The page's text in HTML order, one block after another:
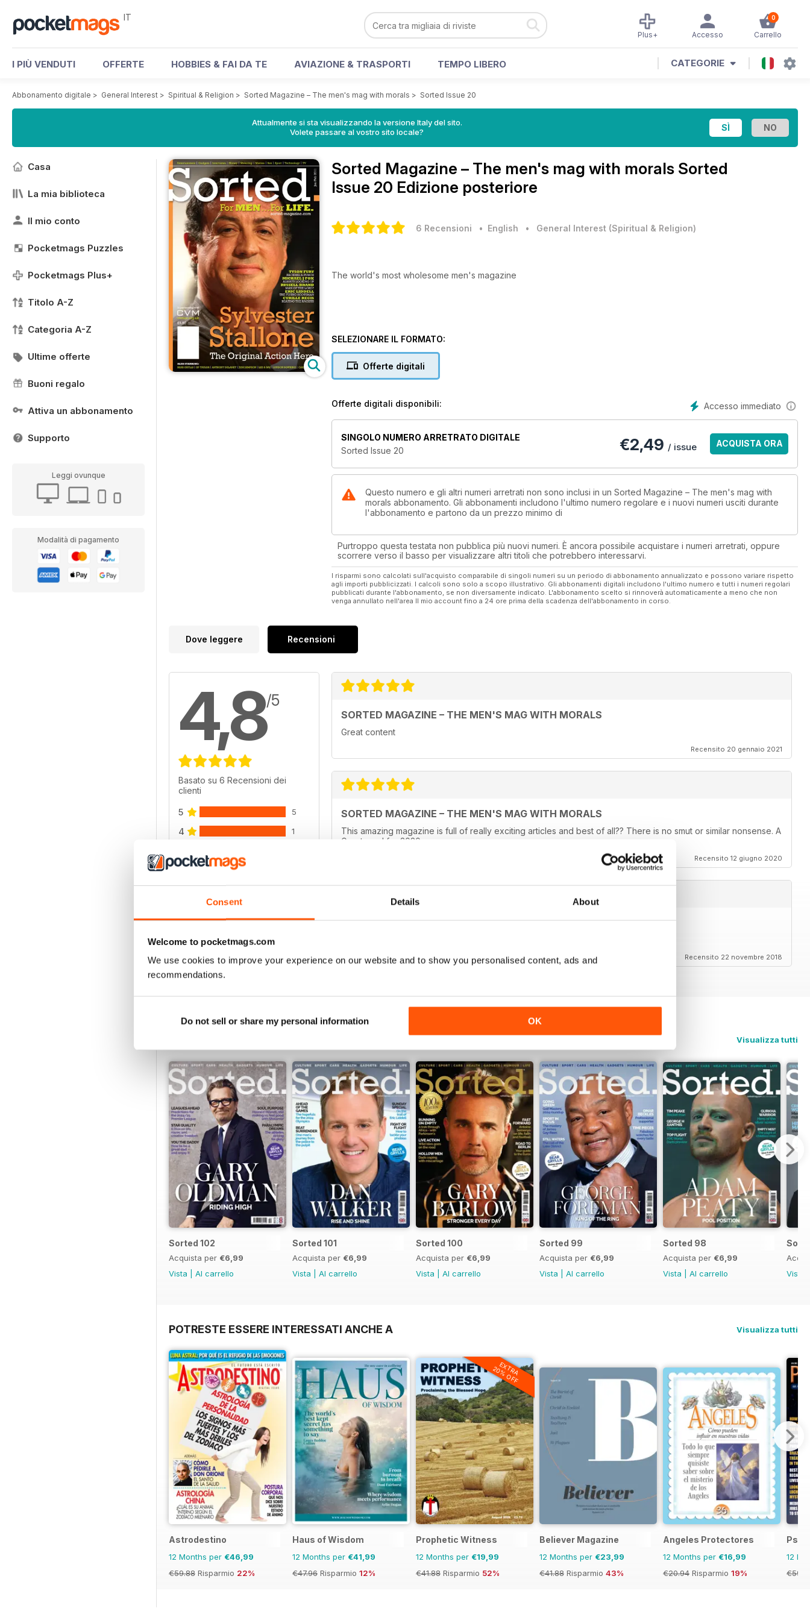
Consent Details About
Welcome to pocketmags.com
We use cookies to improve your experience on our website and to show you personalised content, ads and
recommendations.
Do not sell or share my personal information OK
IT 0
Carrello
Accesso
Plus+
I PIÙ VENDUTI OFFERTE HOBBIES & FAI DA TE AVIAZIONE & TRASPORTI TEMPO LIBERO CATEGORIE
Abbonamento digitale > General Interest > Spiritual & Religion > Sorted Magazine – The men's mag with morals > Sorted Issue 20
Attualmente si sta visualizzando la versione Italy del sito.
Volete passare al vostro sito locale?
Casa
La mia biblioteca
Il mio conto
Pocketmags Puzzles
Pocketmags Plus+
Titolo A-Z
Categoria A-Z
Ultime offerte
Buoni regalo
Attiva un abbonamento
Supporto
Leggi ovunque
Modalità di pagamento
Sorted Magazine – The men's mag with morals Sorted
Issue 20 Edizione posteriore
6 Recensioni • English • General Interest (Spiritual & Religion)
The world's most wholesome men's magazine
SELEZIONARE IL FORMATO:
Offerte digitali
Accesso immediato
Offerte digitali disponibili:
SINGOLO NUMERO ARRETRATO DIGITALE
Sorted Issue 20
€2,49 / issue ACQUISTA ORA
Questo numero e gli altri numeri arretrati non sono inclusi in un Sorted Magazine – The men's mag with
morals abbonamento. Gli abbonamenti includono l'ultimo numero regolare e i nuovi numeri usciti durante
l'abbonamento e partono da un prezzo minimo di
Purtroppo questa testata non pubblica più nuovi numeri. È ancora possibile acquistare i numeri arretrati, oppure
scorrere verso il basso per visualizzare altri titoli che potrebbero interessarvi.
I risparmi sono calcolati sull'acquisto comparabile di singoli numeri su un periodo di abbonamento annualizzato e possono variare rispetto
agli importi pubblicizzati. I calcoli sono solo a scopo illustrativo. Gli abbonamenti digitali includono l'ultimo numero e tutti i numeri regolari
pubblicati durante l'abbonamento, se non diversamente indicato. L'abbonamento scelto si rinnoverà automaticamente a meno che non
venga annullato nell'area Il mio account fino a 24 ore prima della scadenza dell'abbonamento in corso.
Dove leggere Recensioni
4,8/5
Basato su 6 Recensioni dei
clienti
5 5
4 1
2
1 0
SORTED MAGAZINE – THE MEN'S MAG WITH MORALS
Great content
Recensito 20 gennaio 2021
SORTED MAGAZINE – THE MEN'S MAG WITH MORALS
This amazing magazine is full of really exciting articles and best of all?? There is no smut or similar nonsense. A
Great read for 2020
Recensito 12 giugno 2020
GOOD QUALITY MENS MAG
Recensito 22 novembre 2018
Visualizza tutti
Sorted 102
Acquista per €6,99
Vista
Al carrello
Sorted 101
Acquista per €6,99
Vista
Al carrello
Sorted 100
Acquista per €6,99
Vista
Al carrello
Sorted 99
Acquista per €6,99
Vista
Al carrello
Sorted 98
Acquista per €6,99
Vista
Al carrello
Vista
POTRESTE ESSERE INTERESSATI ANCHE A Visualizza tutti
Astrodestino
12 Months per €46,99
€59.88 Risparmio 22%
Haus of Wisdom
12 Months per €41,99
€47.96 Risparmio 12%
EXTRA
20% OFF
Prophetic Witness
12 Months per €19,99
€41.88 Risparmio 52%
Believer Magazine
12 Months per €23,99
€41.88 Risparmio 43%
Angeles Protectores
12 Months per €16,99
€20.94 Risparmio 19%
12